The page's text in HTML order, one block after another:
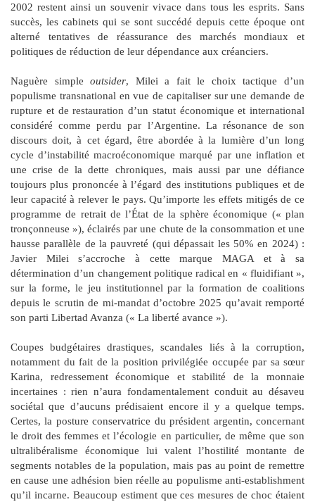
2002 restent ainsi un souvenir vivace dans tous les esprits. Sans
succès, les cabinets qui se sont succédé depuis cette époque ont
alterné tentatives de réassurance des marchés mondiaux et
politiques de réduction de leur dépendance aux créanciers.
Naguère simpleoutsider, Milei a fait le choix tactique d’un
populisme transnational en vue de capitaliser sur une demande de
rupture et de restauration d’un statut économique et international
considéré comme perdu par l’Argentine. La résonance de son
discours doit, à cet égard, être abordée à la lumière d’un long
cycle d’instabilité macroéconomique marqué par une inflation et
une crise de la dette chroniques, mais aussi par une défiance
toujours plus prononcée à l’égard des institutions publiques et de
leur capacité à relever le pays. Qu’importe les effets mitigés de ce
programme de retrait de l’État de la sphère économique (« plan
tronçonneuse »), éclairés par une chute de la consommation et une
hausse parallèle de la pauvreté (qui dépassait les 50% en 2024) :
Javier Milei s’accroche à cette marque MAGA et à sa
détermination d’un changement politique radical en « fluidifiant »,
sur la forme, le jeu institutionnel par la formation de coalitions
depuis le scrutin de mi-mandat d’octobre 2025 qu’avait remporté
son parti Libertad Avanza (« La liberté avance »).
Coupes budgétaires drastiques, scandales liés à la corruption,
notamment du fait de la position privilégiée occupée par sa sœur
Karina, redressement économique et stabilité de la monnaie
incertaines : rien n’aura fondamentalement conduit au désaveu
sociétal que d’aucuns prédisaient encore il y a quelque temps.
Certes, la posture conservatrice du président argentin, concernant
le droit des femmes et l’écologie en particulier, de même que son
ultralibéralisme économique lui valent l’hostilité montante de
segments notables de la population, mais pas au point de remettre
en cause une adhésion bien réelle au populisme anti-establishment
qu’il incarne. Beaucoup estiment que ces mesures de choc étaient